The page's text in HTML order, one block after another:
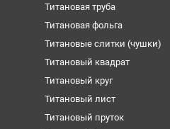
Титановая труба
Титановая фольга
Титановые слитки (чушки)
Титановый квадрат
Титановый круг
Титановый лист
Титановый пруток